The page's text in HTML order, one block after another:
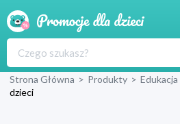
Produkty
Strona Główna > Produkty > Edukacja
dzieci